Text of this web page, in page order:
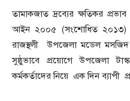
তামাকজাত দ্রব্যের ক্ষতিকর প্রভাব
আইন ২০০৫ (সংশোধিত ২০১৩)
রাজস্থলী উপজেলা মডেল মসজিদ
সুষ্ঠুভাবে প্রয়োগে উপজেলা
কর্মকর্তাদের নিয়ে এক দিন ব্যাপী